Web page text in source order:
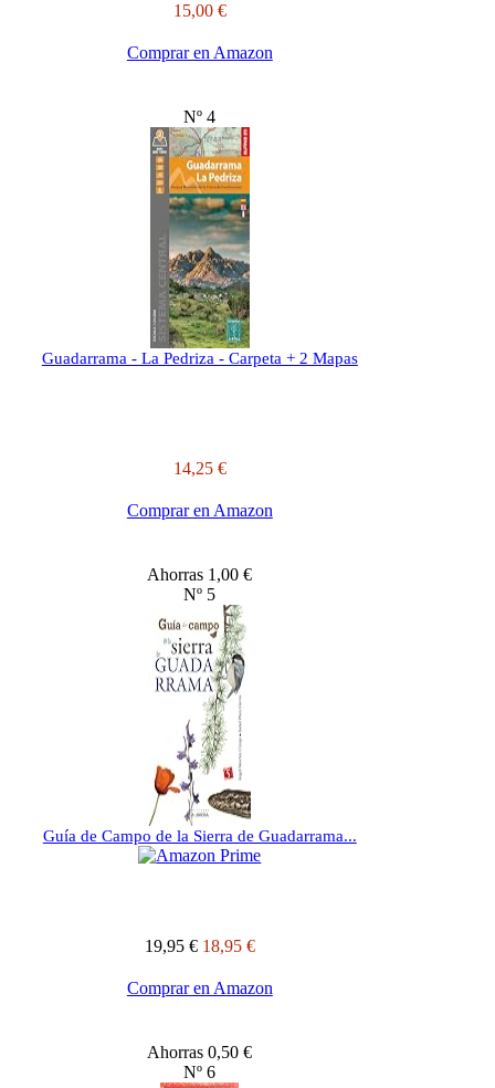
15,00 €
Comprar en Amazon
Nº 4
Guadarrama - La Pedriza - Carpeta + 2 Mapas
14,25 €
Comprar en Amazon
Ahorras 1,00 €
Nº 5
Guía de Campo de la Sierra de Guadarrama...
19,95 € 18,95 €
Comprar en Amazon
Ahorras 0,50 €
Nº 6